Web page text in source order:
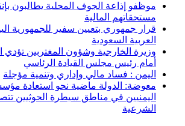
موظفو إذاعة الجوف المحلية يطالبون
مستحقاتهم المالية
قرار جمهوري بتعيين سفير للجمهورية
العربية السعودية
وزيرة الخارجية وشؤون المغتربين تؤدي
أمام رئيس مجلس القيادة الرئاسي
اليمن : فساد مالي وإداري وتنمية مؤجلة
معوضة: الدولة ماضية نحو استعادة
اليمنيين في مناطق سيطرة الحوثيين
الشرعية